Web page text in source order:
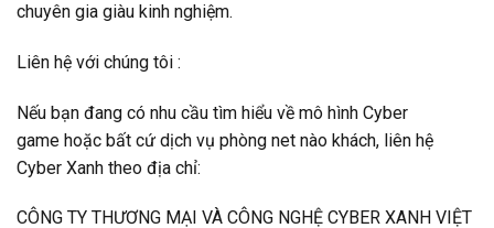
chuyên gia giàu kinh nghiệm.
Liên hệ với chúng tôi :
Nếu bạn đang có nhu cầu tìm hiểu về mô hình Cyber
game hoặc bất cứ dịch vụ phòng net nào khách, liên hệ
Cyber Xanh theo địa chỉ:
CÔNG TY THƯƠNG MẠI VÀ CÔNG NGHỆ CYBER XANH VIỆT